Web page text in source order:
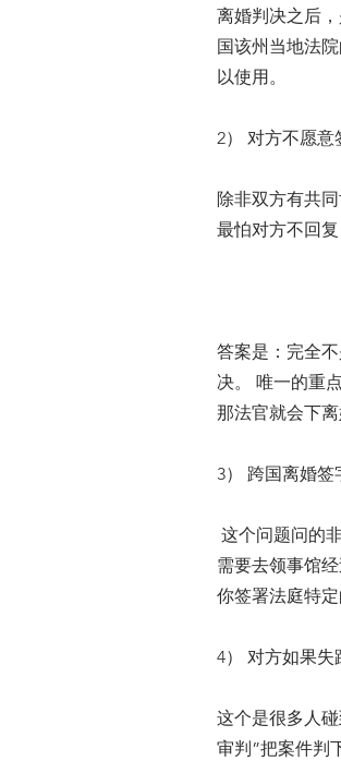
离婚判决之后
国该州当地法
以使用。
2） 对方不愿意
除非双方有共
最怕对方不回
答案是：完全
决。 唯一的重
那法官就会下离
3） 跨国离婚签
这个问题问的
需要去领事馆
你签署法庭特
4） 对方如果失
这个是很多人
审判”把案件判